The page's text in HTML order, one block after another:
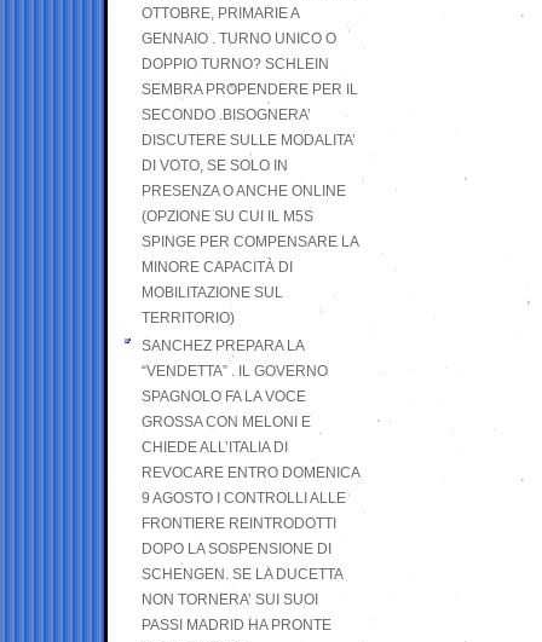
OTTOBRE, PRIMARIE A
GENNAIO . TURNO UNICO O
DOPPIO TURNO? SCHLEIN
SEMBRA PROPENDERE PER IL
SECONDO .BISOGNERA’
DISCUTERE SULLE MODALITA’
DI VOTO, SE SOLO IN
PRESENZA O ANCHE ONLINE
(OPZIONE SU CUI IL M5S
SPINGE PER COMPENSARE LA
MINORE CAPACITÀ DI
MOBILITAZIONE SUL
TERRITORIO)
SANCHEZ PREPARA LA
“VENDETTA” . IL GOVERNO
SPAGNOLO FA LA VOCE
GROSSA CON MELONI E
CHIEDE ALL’ITALIA DI
REVOCARE ENTRO DOMENICA
9 AGOSTO I CONTROLLI ALLE
FRONTIERE REINTRODOTTI
DOPO LA SOSPENSIONE DI
SCHENGEN. SE LA DUCETTA
NON TORNERA’ SUI SUOI
PASSI MADRID HA PRONTE